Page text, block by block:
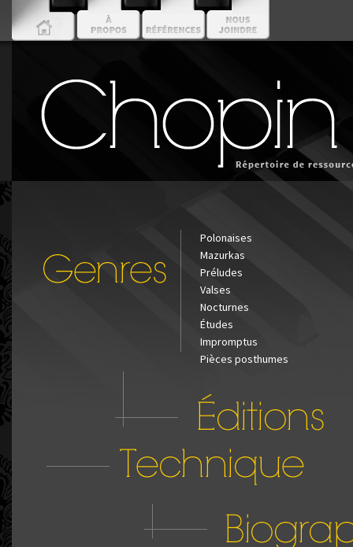
Polonaises
Mazurkas
Préludes
Valses
Nocturnes
Études
Impromptus
Pièces posthumes